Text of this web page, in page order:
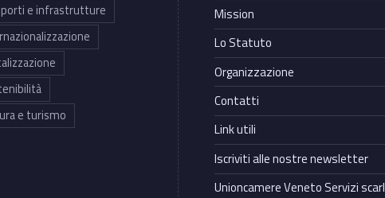
e infrastrutture
e turismo
Mission
Lo Statuto
Organizzazione
Contatti
Link utili
Iscriviti alle nostre newsletter
Unioncamere Veneto Servizi scarl